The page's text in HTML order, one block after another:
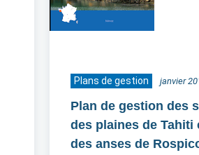
Plans de gestion janvier
Plan de gestion des
des plaines de Tahiti
des anses de